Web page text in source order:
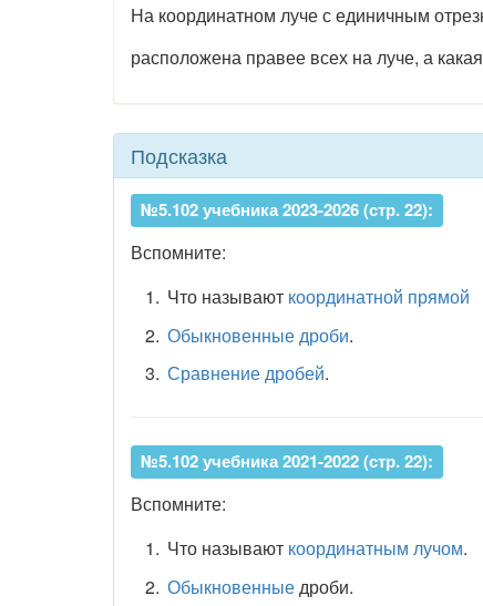
На координатном луче с единичным
расположена правее всех на луче, а
Подсказка
№5.102 учебника 2023-2026 (стр. 22):
Вспомните:
Что называют координатной прямой
Обыкновенные дроби.
Сравнение дробей.
№5.102 учебника 2021-2022 (стр. 22):
Вспомните:
Что называют координатным лучом.
Обыкновенныедроби.